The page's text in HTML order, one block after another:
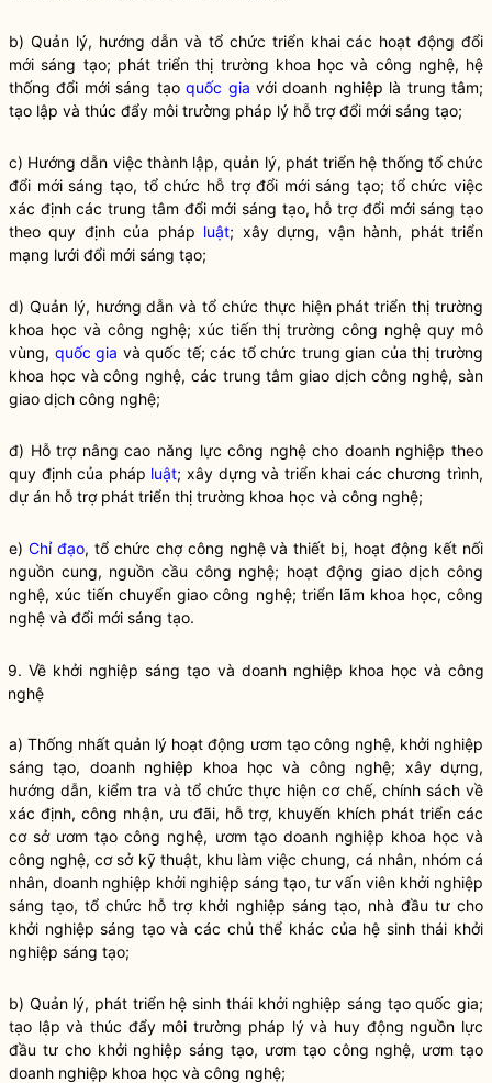
b) Quản lý, hướng dẫn và tổ chức triển khai các hoạt động đổi
mới sáng tạo; phát triển thị trường khoa học và công nghệ, hệ
thống đổi mới sáng tạoquốc gia với doanh nghiệp là trung tâm;
tạo lập và thúc đẩy môi trường pháp lý hỗ trợ đổi mới sáng tạo;
c) Hướng dẫn việc thành lập, quản lý, phát triển hệ thống tổ chức
đổi mới sáng tạo, tổ chức hỗ trợ đổi mới sáng tạo; tổ chức việc
xác định các trung tâm đổi mới sáng tạo, hỗ trợ đổi mới sáng tạo
theo quy định của pháp luật; xây dựng, vận hành, phát triển
mạng lưới đổi mới sáng tạo;
d) Quản lý, hướng dẫn và tổ chức thực hiện phát triển thị trường
khoa học và công nghệ; xúc tiến thị trường công nghệ quy mô
vùng, quốc gia và quốc tế; các tổ chức trung gian của thị trường
khoa học và công nghệ, các trung tâm giao dịch công nghệ, sàn
giao dịch công nghệ;
đ) Hỗ trợ nâng cao năng lực công nghệ cho doanh nghiệp theo
quy định của pháp luật; xây dựng và triển khai các chương trình,
dự án hỗ trợ phát triển thị trường khoa học và công nghệ;
e) Chỉ đạo, tổ chức chợ công nghệ và thiết bị, hoạt động kết nối
nguồn cung, nguồn cầu công nghệ; hoạt động giao dịch công
nghệ, xúc tiến chuyển giao công nghệ; triển lãm khoa học, công
nghệ và đổi mới sáng tạo.
9. Về khởi nghiệp sáng tạo và doanh nghiệp khoa học và công
nghệ
a) Thống nhất quản lý hoạt động ươm tạo công nghệ, khởi nghiệp
sáng tạo, doanh nghiệp khoa học và công nghệ; xây dựng,
hướng dẫn, kiểm tra và tổ chức thực hiện cơ chế, chính sách về
xác định, công nhận, ưu đãi, hỗ trợ, khuyến khích phát triển các
cơ sở ươm tạo công nghệ, ươm tạo doanh nghiệp khoa học và
công nghệ, cơ sở kỹ thuật, khu làm việc chung, cá nhân, nhóm cá
nhân, doanh nghiệp khởi nghiệp sáng tạo, tư vấn viên khởi nghiệp
sáng tạo, tổ chức hỗ trợ khởi nghiệp sáng tạo, nhà đầu tư cho
khởi nghiệp sáng tạo và các chủ thể khác của hệ sinh thái khởi
nghiệp sáng tạo;
b) Quản lý, phát triển hệ sinh thái khởi nghiệp sáng tạoquốc gia;
tạo lập và thúc đẩy môi trường pháp lý và huy động nguồn lực
đầu tư cho khởi nghiệp sáng tạo, ươm tạo công nghệ, ươm tạo
doanh nghiệp khoa học và công nghệ;